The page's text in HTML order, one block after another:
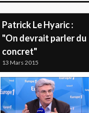
Patrick Le Hyaric :
"On devrait parler du
concret"
13 Mars 2015